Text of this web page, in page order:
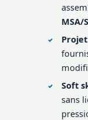
MSA/
Projet
Soft
sans